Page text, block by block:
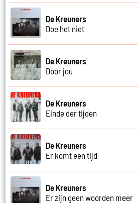
De Kreuners
Doe het niet
De Kreuners
Door jou
De Kreuners
Einde der tijden
De Kreuners
Er komt een tijd
De Kreuners
Er zijn geen woorden meer